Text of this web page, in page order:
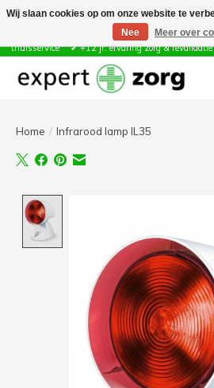
Zorg & Revalidatie Hulpmiddelen ✔ Eigen
thuisservice* ✔ +12 jr. ervaring zorg & revalidatie
Home / Infrarood lamp IL35
Wij slaan cookies op om onze website te
Nee
Meer over